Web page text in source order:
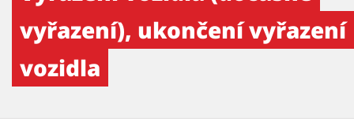
vyřazení), ukončení vyřazení
vozidla